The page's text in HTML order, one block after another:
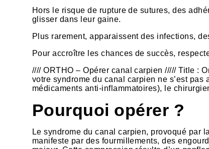
Hors le risque de rupture de sutures, des
glisser dans leur gaine.
Plus rarement, apparaissent des infections,
Pour accroître les chances de succès,
//// ORTHO – Opérer canal carpien ///// Title :
votre syndrome du canal carpien ne s’est
médicaments anti-inflammatoires), le
Pourquoi opérer ?
Le syndrome du canal carpien, provoqué par
manifeste par des fourmillements, des